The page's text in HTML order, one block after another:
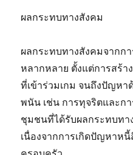
ผลกระทบทางสังคม
ผลกระทบทางสังคมจากก
หลากหลาย ตั้งแต่การสร้
ที่เข้าร่วมเกม จนถึงปัญหา
พนัน เช่น การทุจริตและก
ชุมชนที่ได้รับผลกระทบท
เนื่องจากการเกิดปัญหาห